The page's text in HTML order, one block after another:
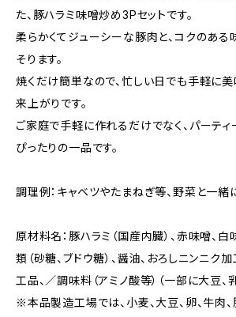
た、豚ハラミ味噌炒め3Pセットです。
柔らかくてジューシーな豚肉と、コクのある
そります。
焼くだけ簡単なので、忙しい日でも手軽に
来上がりです。
ご家庭で手軽に作れるだけでなく、パーティ
ぴったりの一品です。
調理例：キャベツやたまねぎ等、野菜と一緒
原材料名：豚ハラミ（国産内臓）、赤味噌、
類（砂糖、ブドウ糖）、醤油、おろしニンニク
工品、／調味料（アミノ酸等）（一部に大豆、
※本品製造工場では、小麦、大豆、卵、牛肉